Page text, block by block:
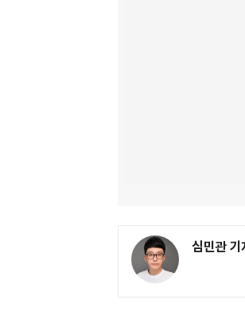
심민관 기